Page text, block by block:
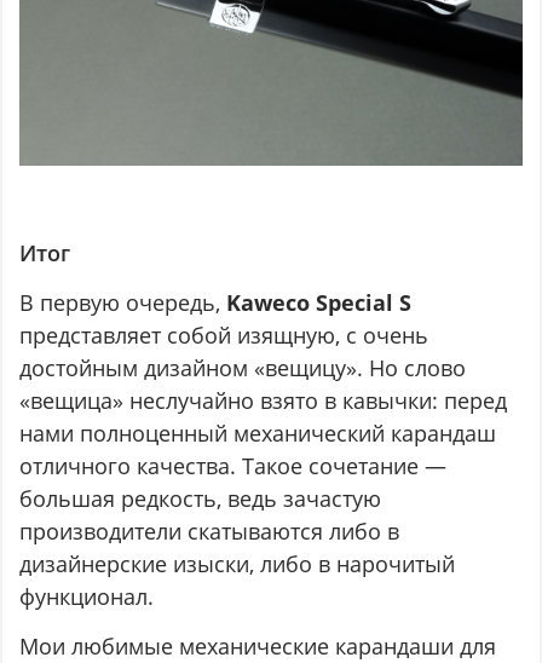
Итог
В первую очередь, Kaweco Special S
представляет собой изящную, с очень
достойным дизайном «вещицу». Но слово
«вещица» неслучайно взято в кавычки: перед
нами полноценный механический карандаш
отличного качества. Такое сочетание —
большая редкость, ведь зачастую
производители скатываются либо в
дизайнерские изыски, либо в нарочитый
функционал.
Мои любимые механические карандаши для